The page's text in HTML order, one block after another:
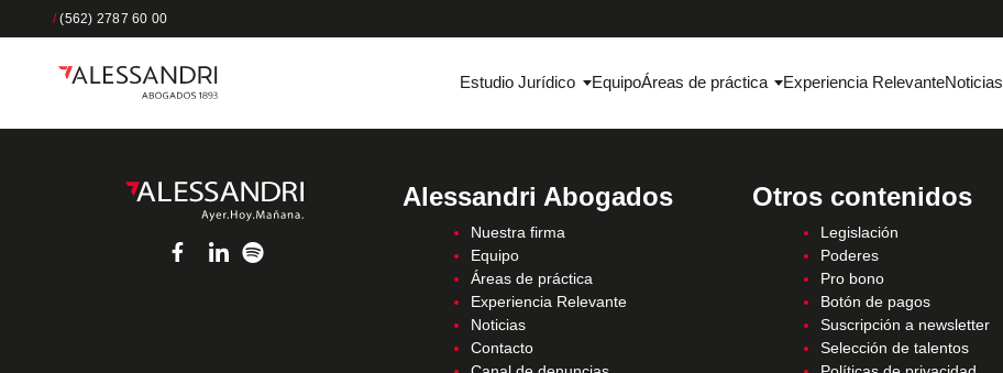
/(562) 2787 60 00
Estudio Jurídico EquipoÁreas de práctica Experiencia RelevanteNoticias
Alessandri Abogados
Nuestra firma
Equipo
Áreas de práctica
Experiencia Relevante
Noticias
Contacto
Otros contenidos
Legislación
Poderes
Pro bono
Botón de pagos
Suscripción a newsletter
Selección de talentos